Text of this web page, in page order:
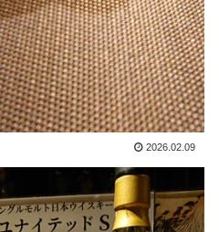
2026.02.09